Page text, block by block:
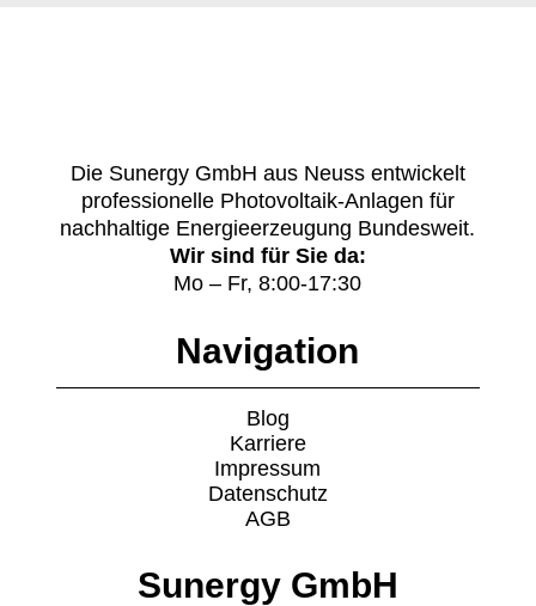
Die Sunergy GmbH aus Neuss entwickelt
professionelle Photovoltaik-Anlagen für
nachhaltige Energieerzeugung Bundesweit.
Wir sind für Sie da:
Mo – Fr, 8:00-17:30
Navigation
Blog
Karriere
Impressum
Datenschutz
AGB
Sunergy GmbH